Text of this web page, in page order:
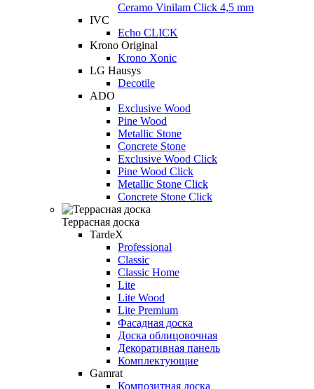
Ceramo Vinilam Click 4,5 mm
IVC
Echo CLICK
Krono Original
Krono Xonic
LG Hausys
Decotile
ADO
Exclusive Wood
Pine Wood
Metallic Stone
Concrete Stone
Exclusive Wood Click
Pine Wood Click
Metallic Stone Click
Concrete Stone Click
Террасная доска
TardeX
Professional
Classic
Classic Home
Lite
Lite Wood
Lite Premium
Фасадная доска
Доска облицовочная
Декоративная панель
Комплектующие
Gamrat
Композитная доска